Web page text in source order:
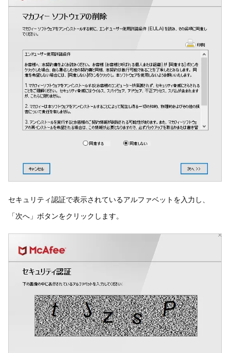
セキュリティ認証で表示されているアルファベットを入力し、
「次へ」ボタンをクリックします。